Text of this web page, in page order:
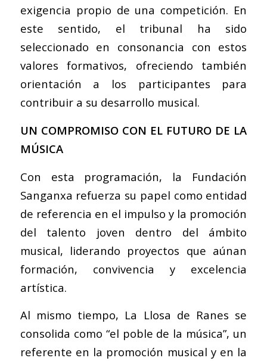
exigencia propio de una competición. En
este sentido, el tribunal ha sido
seleccionado en consonancia con estos
valores formativos, ofreciendo también
orientación a los participantes para
contribuir a su desarrollo musical.
UN COMPROMISO CON EL FUTURO DE LA
MÚSICA
Con esta programación, la Fundación
Sanganxa refuerza su papel como entidad
de referencia en el impulso y la promoción
del talento joven dentro del ámbito
musical, liderando proyectos que aúnan
formación, convivencia y excelencia
artística.
Al mismo tiempo, La Llosa de Ranes se
consolida como “el poble de la música”, un
referente en la promoción musical y en la